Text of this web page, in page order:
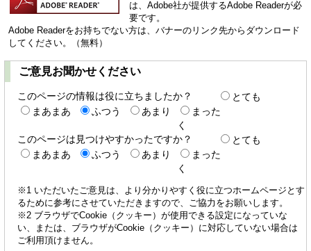
は、Adobe社が提供するAdobe Readerが必
要です。
Adobe Readerをお持ちでない方は、バナーのリンク先からダウンロード
してください。（無料）
ご意見お聞かせください
このページの情報は役に立ちましたか？
とても
まあまあ
ふつう あまり
まった
く
このページは見つけやすかったですか？
とても
まあまあ
ふつう あまり
まった
く
※1 いただいたご意見は、より分かりやすく役に立つホームページとす
るために参考にさせていただきますので、ご協力をお願いします。
※2 ブラウザでCookie（クッキー）が使用できる設定になっていな
い、または、ブラウザがCookie（クッキー）に対応していない場合は
ご利用頂けません。